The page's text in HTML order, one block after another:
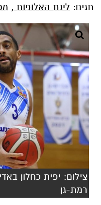
תגים: ליגת האלופות ,
צילום: יפית כחלון
רמת-גן